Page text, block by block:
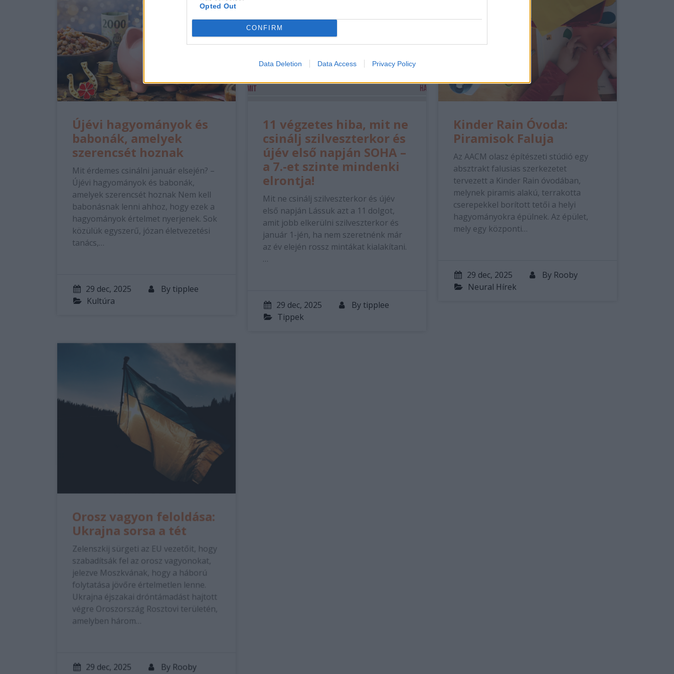
Opted Out
CONFIRM
Data Deletion Data Access Privacy Policy
Újévi hagyományok és
babonák, amelyek
szerencsét hoznak
Mit érdemes csinálni január elsején? –
Újévi hagyományok és babonák,
amelyek szerencsét hoznak Nem kell
babonásnak lenni ahhoz, hogy ezek a
hagyományok értelmet nyerjenek. Sok
közülük egyszerű, józan életvezetési
tanács,…
29 dec, 2025 By tipplee
Kultúra
11 végzetes hiba, mit ne
csinálj szilveszterkor és
újév első napján SOHA –
a 7.-et szinte mindenki
elrontja!
Mit ne csinálj szilveszterkor és újév
első napján Lássuk azt a 11 dolgot,
amit jobb elkerülni szilveszterkor és
január 1-jén, ha nem szeretnénk már
az év elején rossz mintákat kialakítani.
…
29 dec, 2025 By tipplee
Tippek
Kinder Rain Óvoda:
Piramisok Faluja
Az AACM olasz építészeti stúdió egy
absztrakt falusias szerkezetet
tervezett a Kinder Rain óvodában,
melynek piramis alakú, terrakotta
cserepekkel borított tetői a helyi
hagyományokra épülnek. Az épület,
mely egy központi…
29 dec, 2025 By Rooby
Neural Hírek
Orosz vagyon feloldása:
Ukrajna sorsa a tét
Zelenszkij sürgeti az EU vezetőit, hogy
szabadítsák fel az orosz vagyonokat,
jelezve Moszkvának, hogy a háború
folytatása jövőre értelmetlen lenne.
Ukrajna éjszakai dróntámadást hajtott
végre Oroszország Rosztovi területén,
amelyben három…
29 dec, 2025 By Rooby